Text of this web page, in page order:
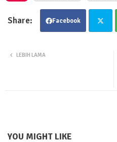
Facebook
LEBIH LAMA
YOU MIGHT LIKE